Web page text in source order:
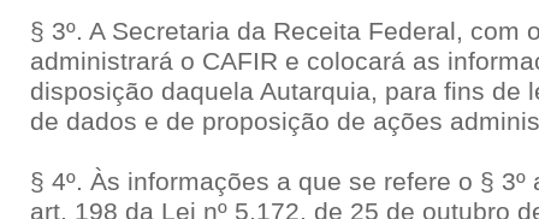
§ 3º. A Secretaria da Receita Federal, com
administrará o CAFIR e colocará as
disposição daquela Autarquia, para fins de
de dados e de proposição de ações
§ 4º. Às informações a que se refere o §
art. 198 da Lei nº 5.172, de 25 de outubro